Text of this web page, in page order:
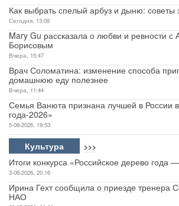
Как выбрать спелый арбуз и дыню: советы
Сегодня, 13:09
Mary Gu рассказала о любви и ревности с
Борисовым
Вчера, 15:47
Врач Соломатина: изменение способа
домашнюю еду полезнее
Вчера, 11:44
Семья Ванюта признана лучшей в России
года-2026»
5-08-2026, 19:53
Культура >>>
Итоги конкурса «Российское дерево года
3-08-2026, 20:16
Ирина Гехт сообщила о приезде тренера
НАО